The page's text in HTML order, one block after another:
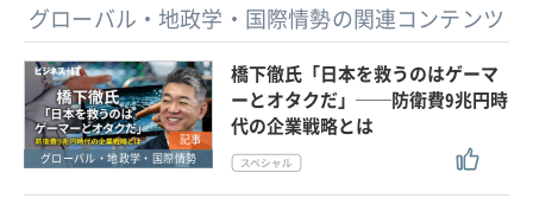
グローバル・地政学・国際情勢の関連コンテンツ
記事
グローバル・地政学・国際情勢
橋下徹氏「日本を救うのはゲーマ
ーとオタクだ」──防衛費9兆円時
代の企業戦略とは